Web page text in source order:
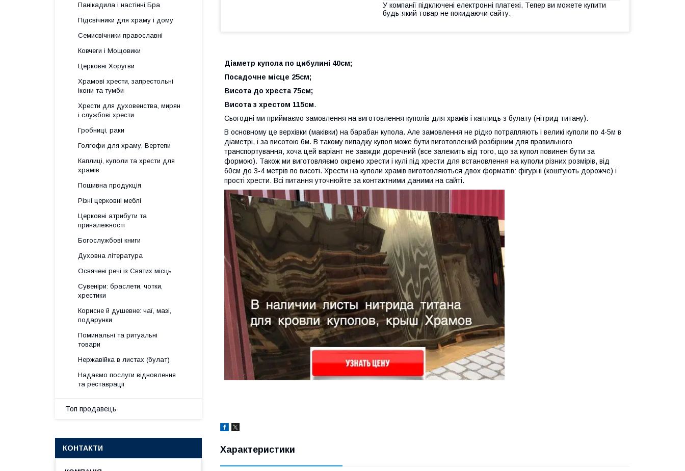
У компанії підключені електронні платежі. Тепер ви можете купити
будь-який товар не покидаючи сайту.
Діаметр купола по цибулині 40см;
Посадочне місце 25см;
Висота до хреста 75см;
Висота з хрестом 115см.
Сьогодні ми приймаємо замовлення на виготовлення куполів для храмів і каплиць з булату (нітрид титану).
В основному це верхівки (маківки) на барабан купола. Але замовлення не рідко потрапляють і великі куполи по 4-5м в
діаметрі, і за висотою 6м. В такому випадку купол може бути виготовлений розбірним для правильного
транспортування, хоча цей варіант не завжди доречний (все залежить від того, що за купол повинен бути за
формою). Також ми виготовляємо окремо хрести і кулі під хрести для встановлення на куполи різних розмірів, від
60см до 3-4 метрів по висоті. Хрести на куполи храмів виготовляються двох форматів: фігурні (коштують дорожче) і
прості хрести. Всі питання уточнюйте за контактними даними на сайті.
Характеристики
Панікадила і настінні Бра
Підсвічники для храму і дому
Семисвічники православні
Ковчеги і Мощовики
Церковні Хоругви
Храмові хрести, запрестольні
ікони та тумби
Хрести для духовенства, мирян
і службові хрести
Гробниці, раки
Голгофи для храму, Вертепи
Каплиці, куполи та хрести для
храмів
Пошивна продукція
Різні церковні меблі
Церковні атрибути та
приналежності
Богослужбові книги
Духовна література
Освячені речі із Святих місць
Сувеніри: браслети, чотки,
хрестики
Корисне й душевне: чаї, мазі,
подарунки
Поминальні та ритуальні
товари
Нержавійка в листах (булат)
Надаємо послуги відновлення
та реставрації
Топ продавець
КОНТАКТИ